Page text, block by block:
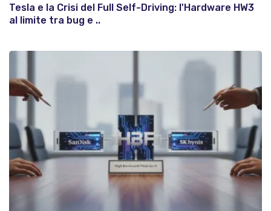
Tesla e la Crisi del Full Self-Driving: l'Hardware HW3
al limite tra bug e ..